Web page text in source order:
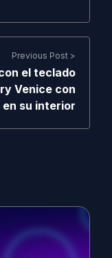
Previous Post >
el teclado
Venice con
su interior